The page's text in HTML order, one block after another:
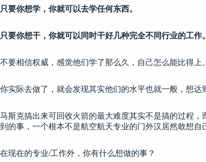
只要你想学，你就可以去学任何东西。
只要你想干，你就可以同时干好几种完全不同行业的工作。
不要相信权威，感觉他们学了那么久，自己怎么能比得上。
你实际去做了，就会发现其实他们的水平也就一般，想达
马斯克搞出来可回收火箭的最大难度其实不是搞的过程
到的事，一个根本不是航空航天专业的门外汉居然敢想自
在现在的专业/工作外，你有什么想做的事？